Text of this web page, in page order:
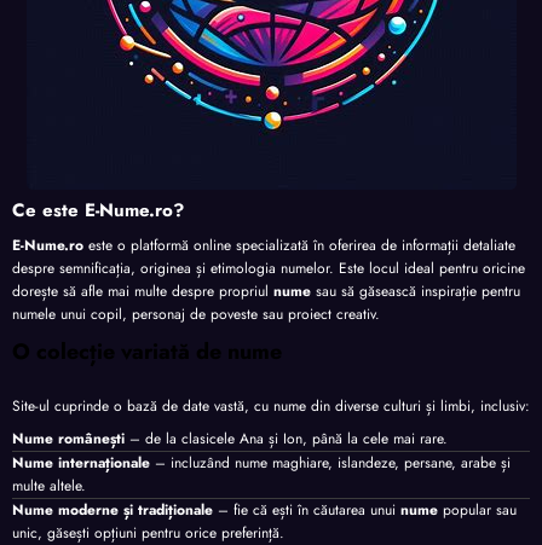
Ce este E-Nume.ro?
E-Nume.ro este o platformă online specializată în oferirea de informații detaliate
despre semnificația, originea și etimologia numelor. Este locul ideal pentru oricine
dorește să afle mai multe despre propriul nume sau să găsească inspirație pentru
numele unui copil, personaj de poveste sau proiect creativ.
O colecție variată de nume
Site-ul cuprinde o bază de date vastă, cu nume din diverse culturi și limbi, inclusiv:
Nume românești – de la clasicele Ana și Ion, până la cele mai rare.
Nume internaționale – incluzând nume maghiare, islandeze, persane, arabe și
multe altele.
Nume moderne și tradiționale – fie că ești în căutarea unui nume popular sau
unic, găsești opțiuni pentru orice preferință.